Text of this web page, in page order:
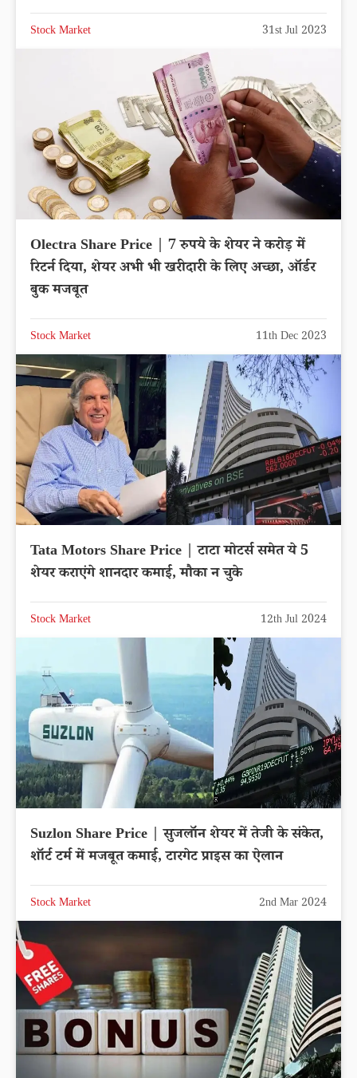
Stock Market 31st Jul 2023
Olectra Share Price | 7 रुपये के शेयर ने करोड़ में
रिटर्न दिया, शेयर अभी भी खरीदारी के लिए अच्छा, ऑर्डर
बुक मजबूत
Stock Market 11th Dec 2023
Tata Motors Share Price | टाटा मोटर्स समेत ये 5
शेयर कराएंगे शानदार कमाई, मौका न चुके
Stock Market 12th Jul 2024
Suzlon Share Price | सुजलॉन शेयर में तेजी के संकेत,
शॉर्ट टर्म में मजबूत कमाई, टारगेट प्राइस का ऐलान
Stock Market 2nd Mar 2024